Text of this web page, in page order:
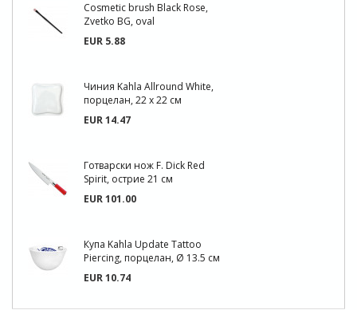
Cosmetic brush Black Rose,
Zvetko BG, oval
EUR 5.88
Чиния Kahla Allround White,
порцелан, 22 х 22 см
EUR 14.47
Готварски нож F. Dick Red
Spirit, острие 21 см
EUR 101.00
Купа Kahla Update Tattoo
Piercing, порцелан, Ø 13.5 см
EUR 10.74